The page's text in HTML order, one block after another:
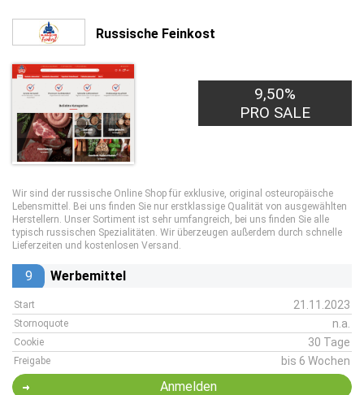
Russische Feinkost
9,50%
PRO SALE
Wir sind der russische Online Shop für exklusive, original osteuropäische
Lebensmittel. Bei uns finden Sie nur erstklassige Qualität von ausgewählten
Herstellern. Unser Sortiment ist sehr umfangreich, bei uns finden Sie alle
typisch russischen Spezialitäten. Wir überzeugen außerdem durch schnelle
Lieferzeiten und kostenlosen Versand.
9 Werbemittel
Start 21.11.2023
Stornoquote n.a.
Cookie 30 Tage
Freigabe bis 6 Wochen
Anmelden